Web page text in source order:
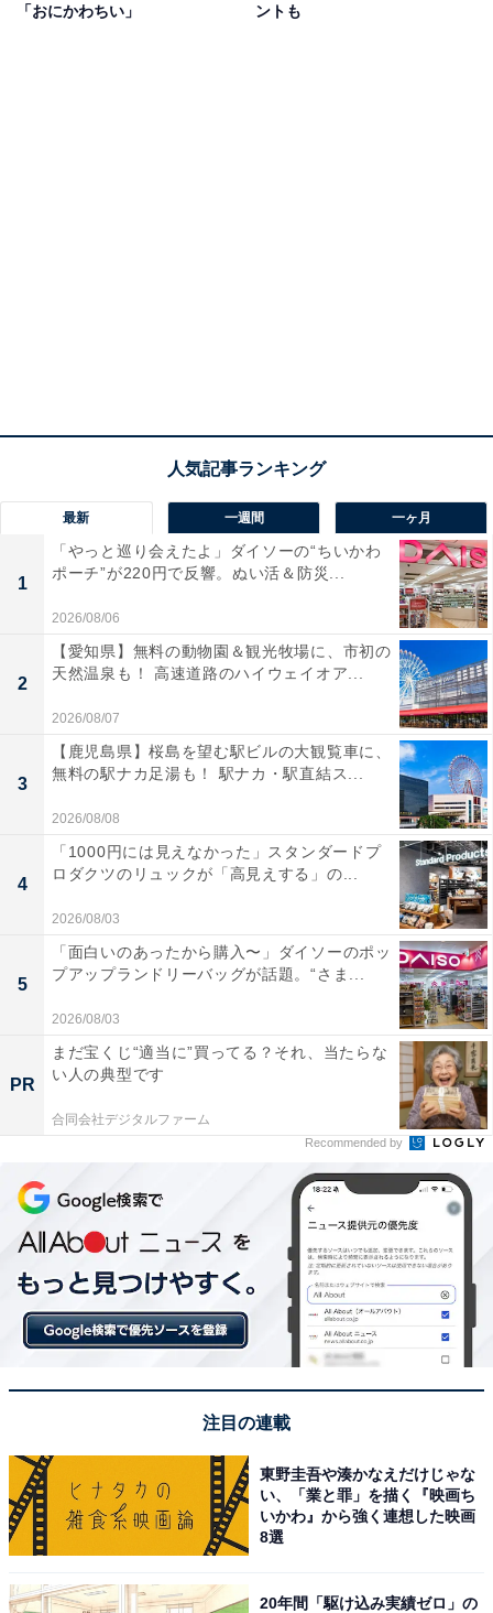
「おにかわちい」
ントも
最新 一週間 一ヶ月
1
「やっと巡り会えたよ」ダイソーの“ちいかわ
ポーチ”が220円で反響。ぬい活＆防災...
2026/08/06
2
【愛知県】無料の動物園＆観光牧場に、市初の
天然温泉も！ 高速道路のハイウェイオア...
2026/08/07
3
【鹿児島県】桜島を望む駅ビルの大観覧車に、
無料の駅ナカ足湯も！ 駅ナカ・駅直結ス...
2026/08/08
4
「1000円には見えなかった」スタンダードプ
ロダクツのリュックが「高見えする」の...
2026/08/03
5
「面白いのあったから購入〜」ダイソーのポッ
プアップランドリーバッグが話題。“さま...
2026/08/03
PR
まだ宝くじ“適当に”買ってる？それ、当たらな
い人の典型です
合同会社デジタルファーム
Recommended by
注目の連載
東野圭吾や湊かなえだけじゃな
い、「業と罪」を描く『映画ち
いかわ』から強く連想した映画
8選
20年間「駆け込み実績ゼロ」の